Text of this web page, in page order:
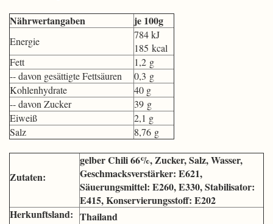
Nährwertangaben je 100g
Energie
784 kJ
185 kcal
Fett
1,2 g
-- davon gesättigte Fettsäuren 0,3 g
Kohlenhydrate
40 g
-- davon Zucker
39 g
Eiweiß
2,1 g
Salz
8,76 g
Zutaten:
gelber Chili 66%, Zucker, Salz, Wasser,
Geschmacksverstärker: E621,
Säuerungsmittel: E260, E330, Stabilisator:
E415, Konservierungsstoff: E202
Herkunftsland: Thailand